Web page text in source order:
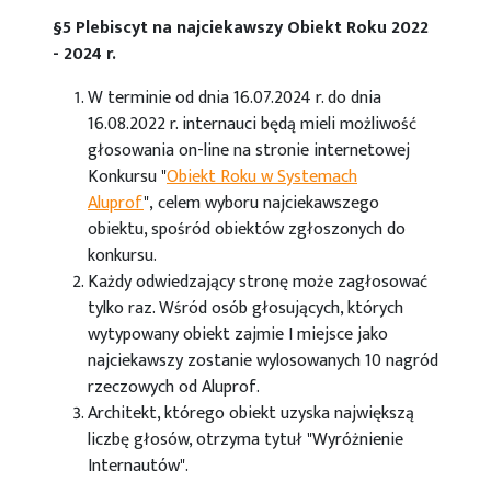
§5 Plebiscyt na najciekawszy Obiekt Roku 2022
- 2024 r.
W terminie od dnia 16.07.2024 r. do dnia
16.08.2022 r. internauci będą mieli możliwość
głosowania on-line na stronie internetowej
Konkursu "Obiekt Roku w Systemach
Aluprof", celem wyboru najciekawszego
obiektu, spośród obiektów zgłoszonych do
konkursu.
Każdy odwiedzający stronę może zagłosować
tylko raz. Wśród osób głosujących, których
wytypowany obiekt zajmie I miejsce jako
najciekawszy zostanie wylosowanych 10 nagród
rzeczowych od Aluprof.
Architekt, którego obiekt uzyska największą
liczbę głosów, otrzyma tytuł "Wyróżnienie
Internautów".